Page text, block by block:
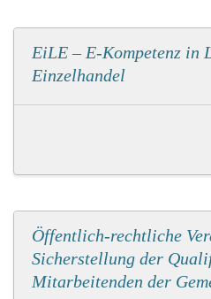
EiLE – E-Kompetenz in
Einzelhandel
Öffentlich-rechtliche
Sicherstellung der
Mitarbeitenden der